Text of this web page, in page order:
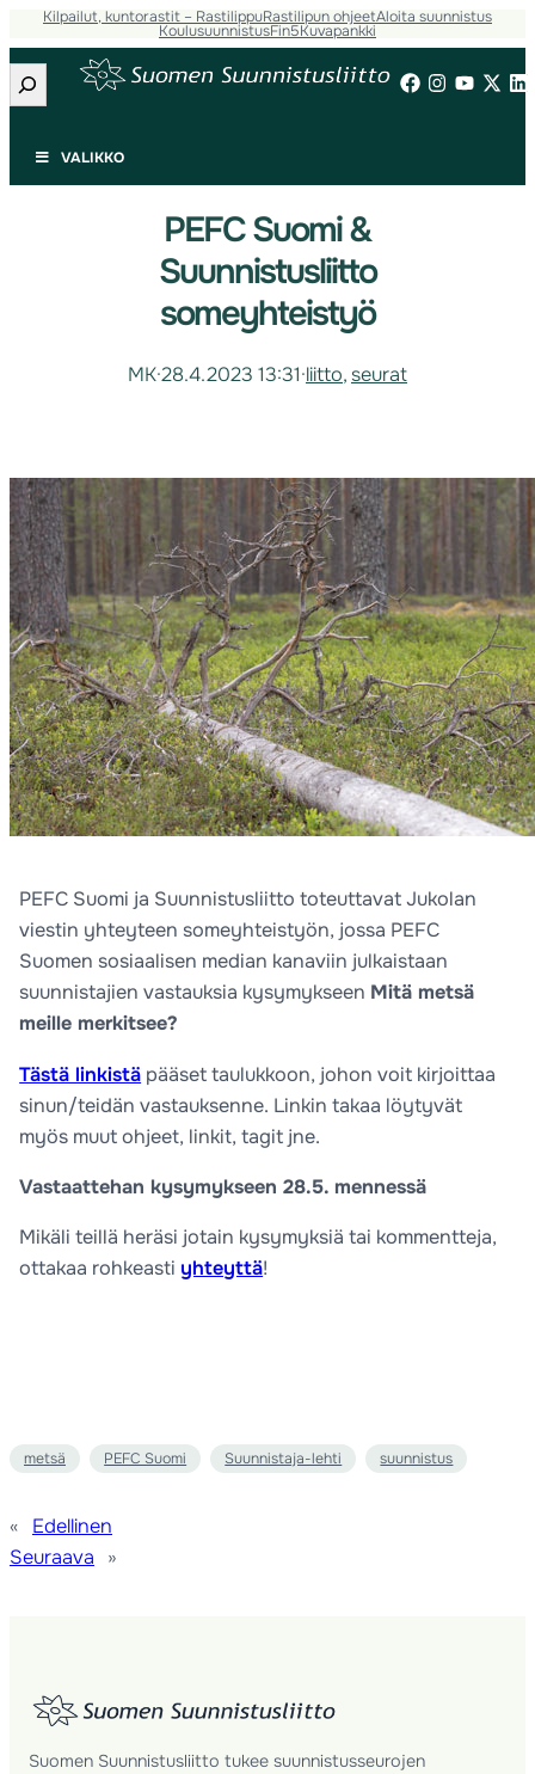
Kilpailut, kuntorastit – RastilippuRastilipun ohjeetAloita suunnistus
KoulusuunnistusFin5Kuvapankki
Etsi
VALIKKO
PEFC Suomi &
Suunnistusliitto
someyhteistyö
MK·28.4.2023 13:31·liitto, seurat
PEFC Suomi ja Suunnistusliitto toteuttavat Jukolan
viestin yhteyteen someyhteistyön, jossa PEFC
Suomen sosiaalisen median kanaviin julkaistaan
suunnistajien vastauksia kysymykseen Mitä metsä
meille merkitsee?
Tästä linkistä pääset taulukkoon, johon voit kirjoittaa
sinun/teidän vastauksenne. Linkin takaa löytyvät
myös muut ohjeet, linkit, tagit jne.
Vastaattehan kysymykseen 28.5. mennessä
Mikäli teillä heräsi jotain kysymyksiä tai kommentteja,
ottakaa rohkeasti yhteyttä!
metsä PEFC Suomi Suunnistaja-lehti suunnistus
«
Edellinen
Seuraava
»
Suomen Suunnistusliitto tukee suunnistusseurojen